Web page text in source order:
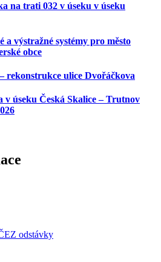
na trati 032 v úseku v úseku
a výstražné systémy pro město
obce
rekonstrukce ulice Dvořáčkova
v úseku Česká Skalice – Trutnov
odstávky